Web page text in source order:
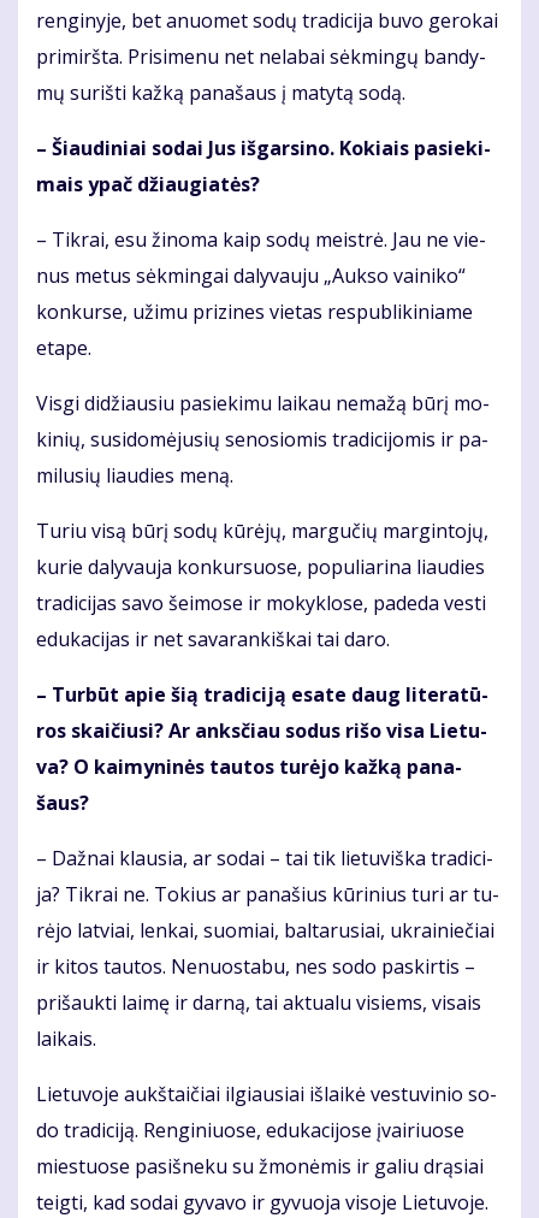
ren­gi­ny­je, bet anuo­met so­dų tra­di­ci­ja bu­vo ge­ro­kai
pri­mirš­ta. Pri­si­me­nu net ne­la­bai sėk­min­gų ban­dy­
mų su­riš­ti kaž­ką pa­na­šaus į ma­ty­tą so­dą.
– Šiau­di­niai so­dai Jus iš­gar­si­no. Ko­kiais pa­sie­ki­
mais ypač džiau­gia­tės?
– Tik­rai, esu ži­no­ma kaip so­dų meist­rė. Jau ne vie­
nus me­tus sėk­min­gai da­ly­vau­ju „Auk­so vai­ni­ko“
kon­kur­se, už­imu pri­zi­nes vie­tas res­pub­li­ki­nia­me
eta­pe.
Vis­gi di­džiau­siu pa­sie­ki­mu lai­kau ne­ma­žą bū­rį mo­
ki­nių, su­si­do­mė­ju­sių se­no­sio­mis tra­di­ci­jo­mis ir pa­
mi­lu­sių liau­dies me­ną.
Tu­riu vi­są bū­rį so­dų kū­rė­jų, mar­gu­čių mar­gin­to­jų,
ku­rie da­ly­vau­ja kon­kur­suo­se, po­pu­lia­ri­na liau­dies
tra­di­ci­jas sa­vo šei­mo­se ir mo­kyk­lo­se, pa­de­da ves­ti
edu­ka­ci­jas ir net sa­va­ran­kiš­kai tai da­ro.
– Tur­būt apie šią tra­di­ci­ją esa­te daug li­te­ra­tū­
ros skai­čiu­si? Ar anks­čiau so­dus ri­šo vi­sa Lie­tu­
va? O kai­my­ni­nės tau­tos tu­rė­jo kaž­ką pa­na­
šaus?
– Daž­nai klau­sia, ar so­dai – tai tik lie­tu­viš­ka tra­di­ci­
ja? Tik­rai ne. To­kius ar pa­na­šius kū­ri­nius tu­ri ar tu­
rė­jo lat­viai, len­kai, suo­miai, bal­ta­ru­siai, uk­rai­nie­čiai
ir ki­tos tau­tos. Ne­nuos­ta­bu, nes so­do pa­skir­tis –
pri­šauk­ti lai­mę ir dar­ną, tai ak­tu­a­lu vi­siems, vi­sais
lai­kais.
Lie­tu­vo­je aukš­tai­čiai il­giau­siai iš­lai­kė ves­tu­vi­nio so­
do tra­di­ci­ją. Ren­gi­niuo­se, edu­ka­ci­jo­se įvai­riuo­se
mies­tuo­se pa­si­šne­ku su žmo­nė­mis ir ga­liu drą­siai
teig­ti, kad so­dai gy­va­vo ir gy­vuo­ja vi­so­je Lie­tu­vo­je.